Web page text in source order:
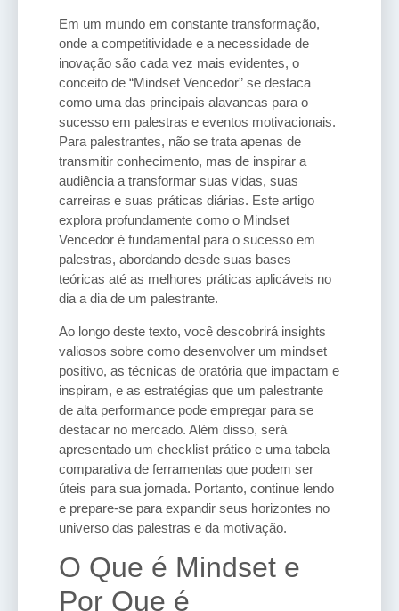
Em um mundo em constante transformação,
onde a competitividade e a necessidade de
inovação são cada vez mais evidentes, o
conceito de “Mindset Vencedor” se destaca
como uma das principais alavancas para o
sucesso em palestras e eventos motivacionais.
Para palestrantes, não se trata apenas de
transmitir conhecimento, mas de inspirar a
audiência a transformar suas vidas, suas
carreiras e suas práticas diárias. Este artigo
explora profundamente como o Mindset
Vencedor é fundamental para o sucesso em
palestras, abordando desde suas bases
teóricas até as melhores práticas aplicáveis no
dia a dia de um palestrante.
Ao longo deste texto, você descobrirá insights
valiosos sobre como desenvolver um mindset
positivo, as técnicas de oratória que impactam e
inspiram, e as estratégias que um palestrante
de alta performance pode empregar para se
destacar no mercado. Além disso, será
apresentado um checklist prático e uma tabela
comparativa de ferramentas que podem ser
úteis para sua jornada. Portanto, continue lendo
e prepare-se para expandir seus horizontes no
universo das palestras e da motivação.
O Que é Mindset e
Por Que é